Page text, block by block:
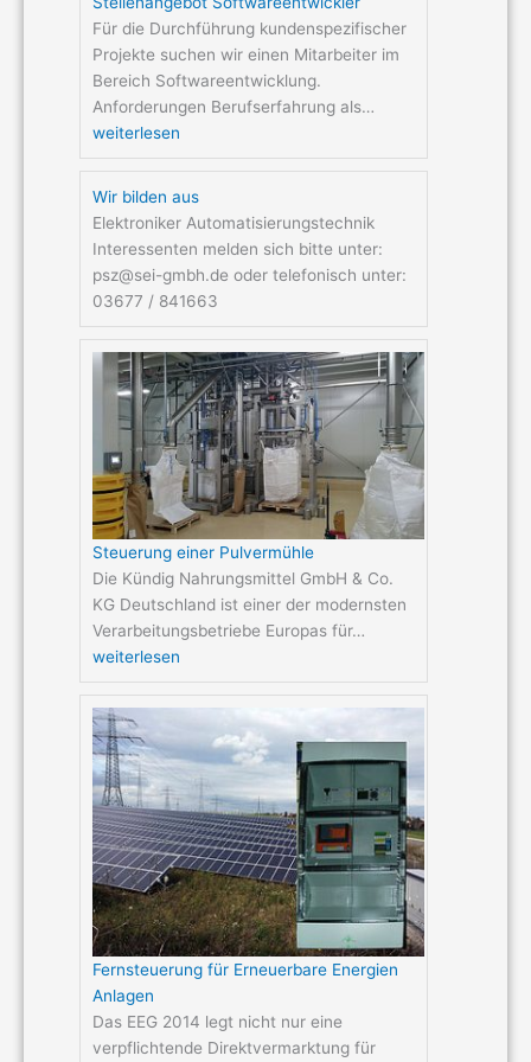
Für die Durchführung kundenspezifischer
Projekte suchen wir einen Mitarbeiter im
Bereich Softwareentwicklung.
Anforderungen Berufserfahrung als…
weiterlesen
Wir bilden aus
Elektroniker Automatisierungstechnik
Interessenten melden sich bitte unter:
psz@sei-gmbh.de oder telefonisch unter:
03677 / 841663
Steuerung einer Pulvermühle
Die Kündig Nahrungsmittel GmbH & Co.
KG Deutschland ist einer der modernsten
Verarbeitungsbetriebe Europas für…
weiterlesen
Fernsteuerung für Erneuerbare Energien
Anlagen
Das EEG 2014 legt nicht nur eine
verpflichtende Direktvermarktung für